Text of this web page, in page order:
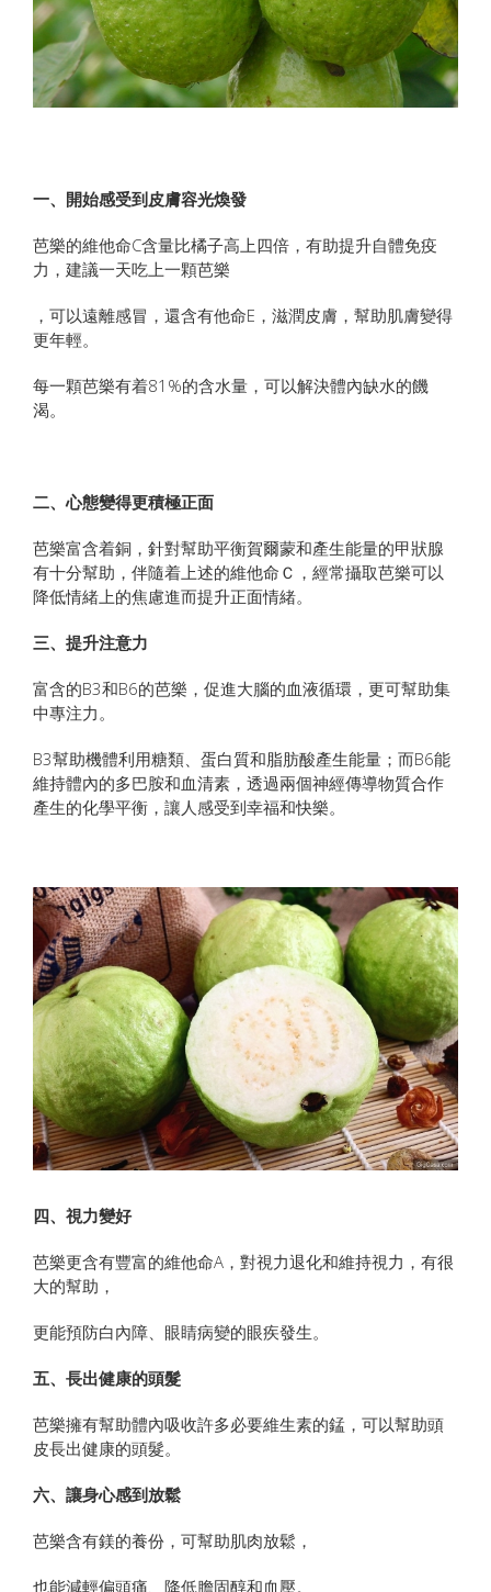
一、開始感受到皮膚容光煥發
芭樂的維他命C含量比橘子高上四倍，有助提升自體免疫
力，建議一天吃上一顆芭樂
，可以遠離感冒，還含有他命E，滋潤皮膚，幫助肌膚變得
更年輕。
每一顆芭樂有着81%的含水量，可以解決體內缺水的饑
渴。
二、心態變得更積極正面
芭樂富含着銅，針對幫助平衡賀爾蒙和產生能量的甲狀腺
有十分幫助，伴隨着上述的維他命Ｃ，經常攝取芭樂可以
降低情緒上的焦慮進而提升正面情緒。
三、提升注意力
富含的B3和B6的芭樂，促進大腦的血液循環，更可幫助集
中專注力。
B3幫助機體利用糖類、蛋白質和脂肪酸產生能量；而B6能
維持體內的多巴胺和血清素，透過兩個神經傳導物質合作
產生的化學平衡，讓人感受到幸福和快樂。
四、視力變好
芭樂更含有豐富的維他命A，對視力退化和維持視力，有很
大的幫助，
更能預防白內障、眼睛病變的眼疾發生。
五、長出健康的頭髮
芭樂擁有幫助體內吸收許多必要維生素的錳，可以幫助頭
皮長出健康的頭髮。
六、讓身心感到放鬆
芭樂含有鎂的養份，可幫助肌肉放鬆，
也能減輕偏頭痛、降低膽固醇和血壓。